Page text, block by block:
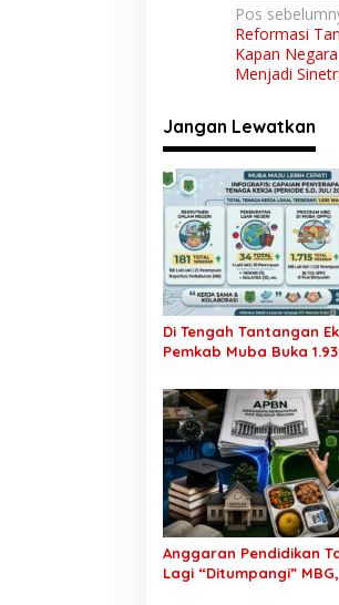
N
a
v
i
g
a
s
i
p
o
s
Pos
Reformasi
Kapan
Menjadi
Jangan Lewatkan
Di Tengah Tantangan
Pemkab Muba Buka
Anggaran Pendidikan
Lagi “Ditumpangi” MBG,